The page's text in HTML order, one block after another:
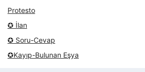
Protesto
✪ İlan
✪ Soru-Cevap
✪Kayıp-Bulunan Eşya